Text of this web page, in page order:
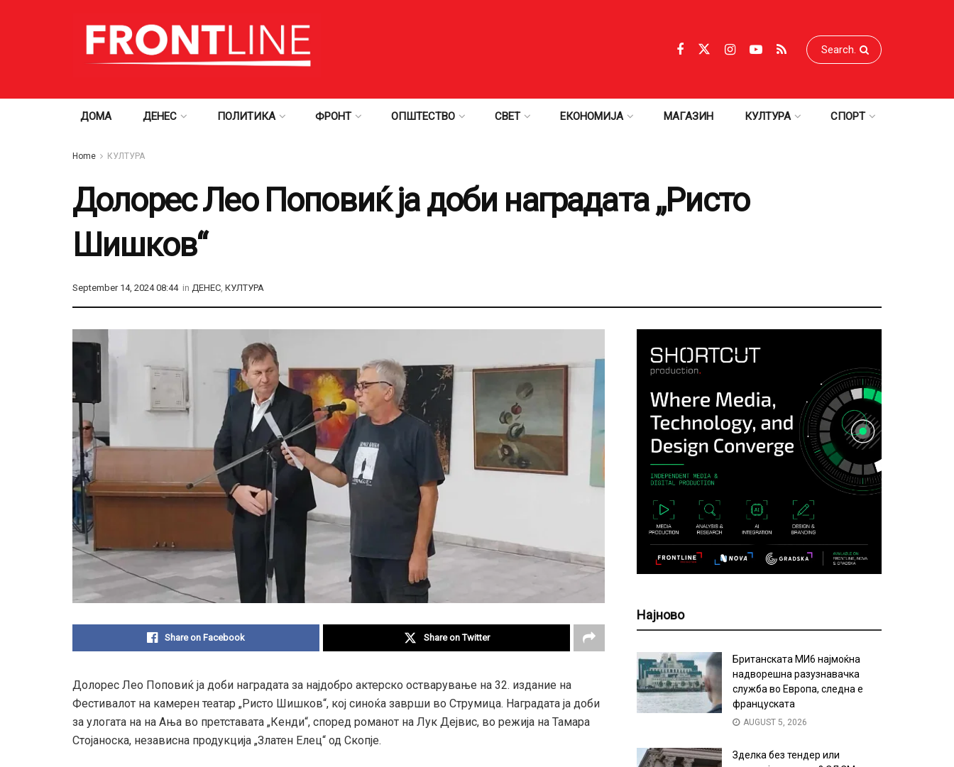
ДОМА ДЕНЕС ПОЛИТИКА ФРОНТ ОПШТЕСТВО СВЕТ ЕКОНОМИЈА МАГАЗИН КУЛТУРА СПОРТ
Home КУЛТУРА
Долорес Лео Поповиќ ја доби наградата „Ристо
Шишков“
September 14, 2024 08:44 in ДЕНЕС, КУЛТУРА
Share on Facebook Share on Twitter
Долорес Лео Поповиќ ја доби наградата за најдобро актерско остварување на 32. издание на
Фестивалот на камерен театар „Ристо Шишков“, кој синоќа заврши во Струмица. Наградата ја доби
за улогата на на Ања во претставата „Кенди“, според романот на Лук Дејвис, во режија на Тамара
Стојаноска, независна продукција „Златен Елец“ од Скопје.
Најново
Британската МИ6 најмоќна
надворешна разузнавачка
служба во Европа, следна е
француската
AUGUST 5, 2026
Зделка без тендер или